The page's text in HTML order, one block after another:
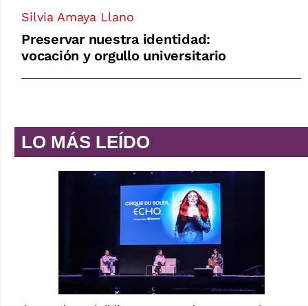
Silvia Amaya Llano
Preservar nuestra identidad:
vocación y orgullo universitario
LO MÁS LEÍDO